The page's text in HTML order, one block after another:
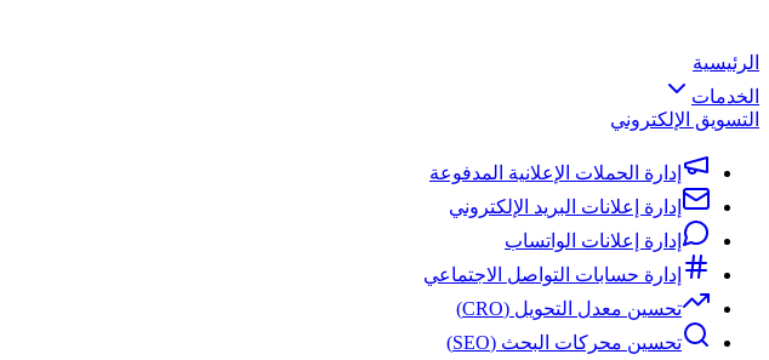
الرئيسية
الخدمات
التسويق الإلكتروني
إدارة الحملات الإعلانية المدفوعة
إدارة إعلانات البريد الإلكتروني
إدارة إعلانات الواتساب
إدارة حسابات التواصل الاجتماعي
تحسين معدل التحويل (CRO)
تحسين محركات البحث (SEO)